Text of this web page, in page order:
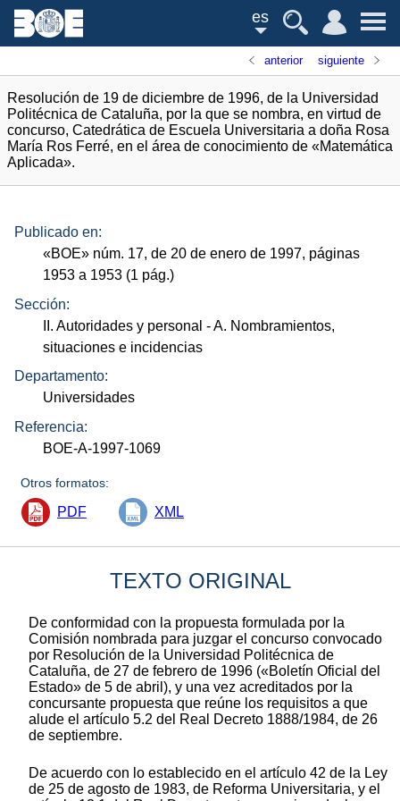
es
anterior siguiente
Resolución de 19 de diciembre de 1996, de la Universidad
Politécnica de Cataluña, por la que se nombra, en virtud de
concurso, Catedrática de Escuela Universitaria a doña Rosa
María Ros Ferré, en el área de conocimiento de «Matemática
Aplicada».
Publicado en:
«BOE» núm. 17, de 20 de enero de 1997, páginas
1953 a 1953 (1 pág.)
Sección:
II. Autoridades y personal - A. Nombramientos,
situaciones e incidencias
Departamento:
Universidades
Referencia:
BOE-A-1997-1069
Otros formatos:
PDF XML
TEXTO ORIGINAL
De conformidad con la propuesta formulada por la
Comisión nombrada para juzgar el concurso convocado
por Resolución de la Universidad Politécnica de
Cataluña, de 27 de febrero de 1996 («Boletín Oficial del
Estado» de 5 de abril), y una vez acreditados por la
concursante propuesta que reúne los requisitos a que
alude el artículo 5.2 del Real Decreto 1888/1984, de 26
de septiembre.
De acuerdo con lo establecido en el artículo 42 de la Ley
de 25 de agosto de 1983, de Reforma Universitaria, y el